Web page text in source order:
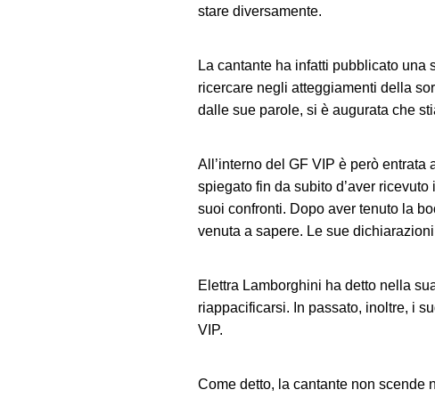
stare diversamente.
La cantante ha infatti pubblicato una
ricercare negli atteggiamenti della
dalle sue parole, si è augurata che
All’interno del GF VIP è però
spiegato fin da subito d’aver
suoi confronti. Dopo aver tenuto la
venuta a sapere. Le sue
Elettra Lamborghini ha detto nella
riappacificarsi. In passato, inoltre, i
VIP.
Come detto, la cantante non scende